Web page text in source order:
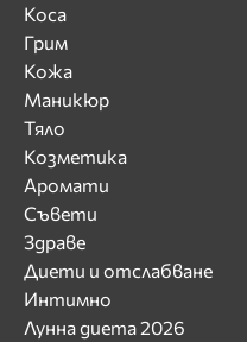
Коса
Грим
Кожа
Маникюр
Тяло
Козметика
Аромати
Съвети
Здраве
Диети и отслабване
Интимно
Лунна диета 2026